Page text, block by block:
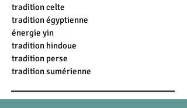
tradition celte
tradition égyptienne
énergie yin
tradition hindoue
tradition perse
tradition sumérienne